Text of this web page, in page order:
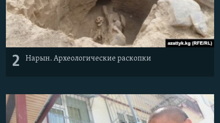
2 Нарын. Археологические раскопки